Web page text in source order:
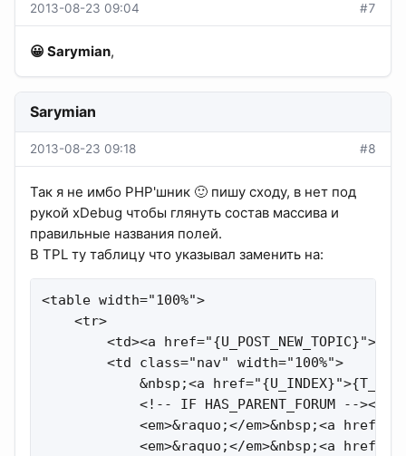
2013-08-23 09:04 #7
😀 Sarymian,
Sarymian
2013-08-23 09:18 #8
Так я не имбо PHP'шник 🙂 пишу сходу, в нет под
рукой xDebug чтобы глянуть состав массива и
правильные названия полей.
В TPL ту таблицу что указывал заменить на:
<table width="100%">
    <tr>
<td><a
        <td class="nav" width="100%">
&nbsp;<a
<!-- IF HAS_PARENT_FORUM --
<em>&raquo;</em>&nbsp;<a
<em>&raquo;</em>&nbsp;<a